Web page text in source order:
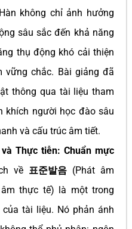
không chỉ ảnh hưởng
sâu sắc đến khả năng
thụ động khó cải thiện
vững chắc. Bài giảng đã
thông qua tài liệu tham
khích người học đào sâu
và cấu trúc âm tiết.
Thực tiễn: Chuẩn mực
về 표준발음 (Phát âm
thực tế) là một trong
tài liệu. Nó phản ánh